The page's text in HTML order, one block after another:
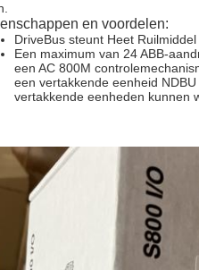
en voordelen:
DriveBus steunt Heet Ruilmiddel
Een maximum van 24 ABB-
een AC 800M
een vertakkende eenheid
vertakkende eenheden kunnen